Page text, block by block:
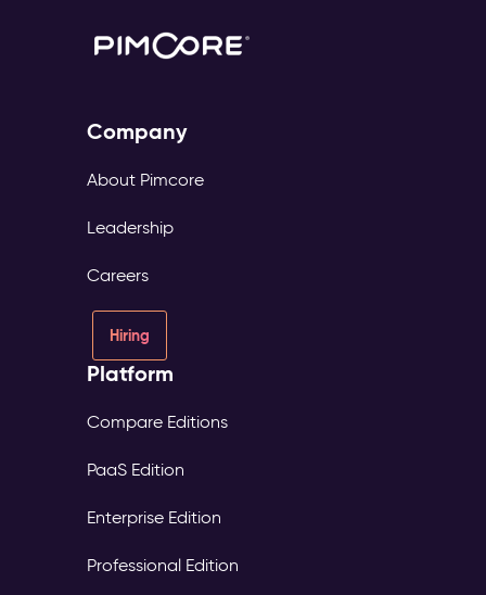
Company
About Pimcore
Leadership
Careers
Hiring
Platform
Compare Editions
PaaS Edition
Enterprise Edition
Professional Edition